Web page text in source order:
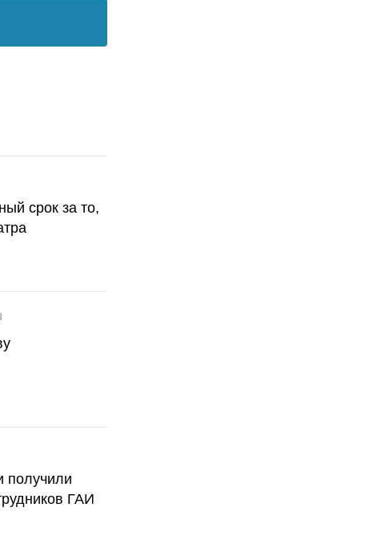
срок за то,
получили
ГАИ